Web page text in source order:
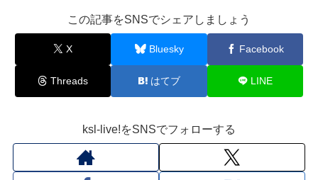
この記事をSNSでシェアしましょう
X Bluesky Facebook
Threads はてブ LINE
ksl-live!をSNSでフォローする